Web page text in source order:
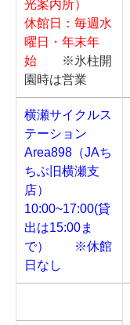
光案内所）
休館日：毎週水
曜日・年末年
始
※氷柱開
園時は営業
横瀬サイクルス
テーション
Area898（JAち
ちぶ旧横瀬支
店）
10:00~17:00(貸
出は15:00ま
で）
※休館
日なし